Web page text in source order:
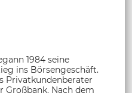
1984 seine
ins Börsengeschäft.
Privatkundenberater
Großbank. Nach dem